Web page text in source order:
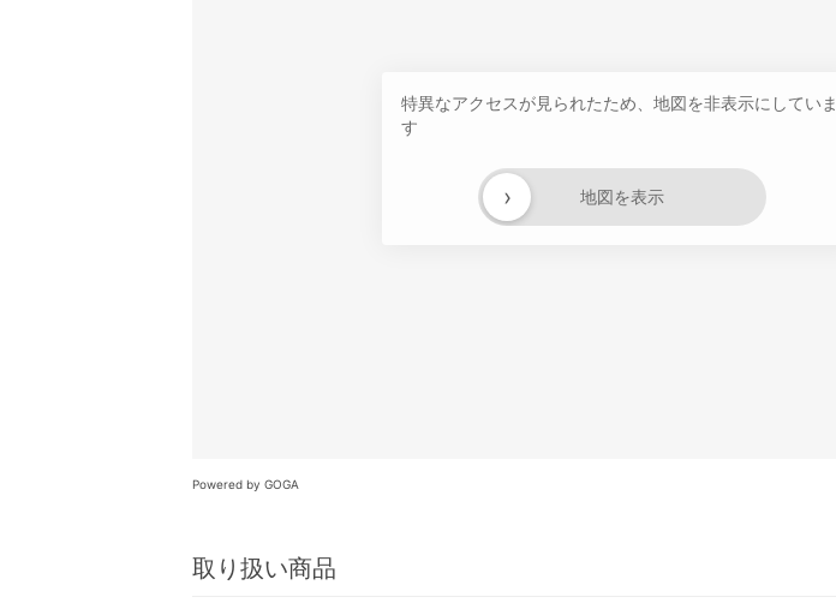
特異なアクセスが見られたため、地図を非表示にしていま
す
地図を表示
›
Powered by GOGA
取り扱い商品